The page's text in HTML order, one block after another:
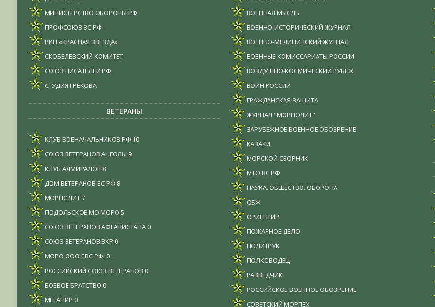
МИНИСТЕРСТВО ОБОРОНЫ РФ
ПРОФСОЮЗ ВС РФ
РИЦ «КРАСНАЯ ЗВЕЗДА»
СКОБЕЛЕВСКИЙ КОМИТЕТ
СОЮЗ ПИСАТЕЛЕЙ РФ
СТУДИЯ ГРЕКОВА
ВЕТЕРАНЫ
КЛУБ ВОЕНАЧАЛЬНИКОВ РФ 10
СОЮЗ ВЕТЕРАНОВ АНГОЛЫ 9
КЛУБ АДМИРАЛОВ 8
ДОМ ВЕТЕРАНОВ ВС РФ 8
МОРПОЛИТ7
ПОДОЛЬСКОЕ МО МОРО 5
СОЮЗ ВЕТЕРАНОВ АФГАНИСТАНА0
СОЮЗ ВЕТЕРАНОВ ВКР 0
МОРО ООО ВВС РФ: 0
РОССИЙСКИЙ СОЮЗ ВЕТЕРАНОВ 0
БОЕВОЕ БРАТСТВО 0
МЕГАПИР 0
ВОЕННАЯ МЫСЛЬ
ВОЕННО-ИСТОРИЧЕСКИЙ ЖУРНАЛ
ВОЕННО-МЕДИЦИНСКИЙ ЖУРНАЛ
ВОЕННЫЕ КОМИССАРИАТЫ РОССИИ
ВОЗДУШНО-КОСМИЧЕСКИЙ РУБЕЖ
ВОИН РОССИИ
ГРАЖДАНСКАЯ ЗАЩИТА
ЖУРНАЛ "МОРПОЛИТ"
ЗАРУБЕЖНОЕ ВОЕННОЕ ОБОЗРЕНИЕ
КАЗАКИ
МОРСКОЙ СБОРНИК
МТО ВС РФ
НАУКА. ОБЩЕСТВО. ОБОРОНА
ОБЖ
ОРИЕНТИР
ПОЖАРНОЕ ДЕЛО
ПОЛИТРУК
ПОЛКОВОДЕЦ
РАЗВЕДЧИК
РОССИЙСКОЕ ВОЕННОЕ ОБОЗРЕНИЕ
СОВЕТСКИЙ МОРПЕХ